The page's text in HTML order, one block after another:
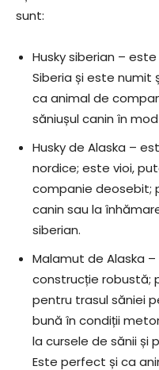
sunt:
Husky siberian –
Siberia și este numit
ca animal de
săniușul canin în
Husky de Alaska –
nordice; este vioi,
companie deosebit;
canin sau la
siberian.
Malamut de Alaska
construcție robustă;
pentru trasul săniei
bună în condiții
la cursele de sănii și
Este perfect și ca